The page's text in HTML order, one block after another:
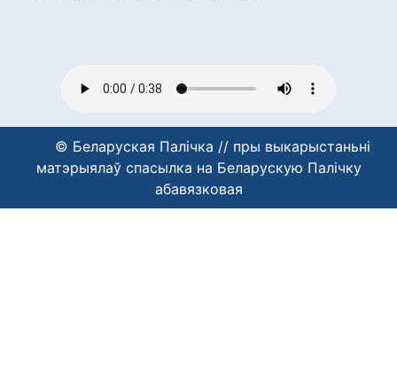
© Беларуская Палічка // пры выкарыстаньні
матэрыялаў спасылка на Беларускую Палічку
абавязковая